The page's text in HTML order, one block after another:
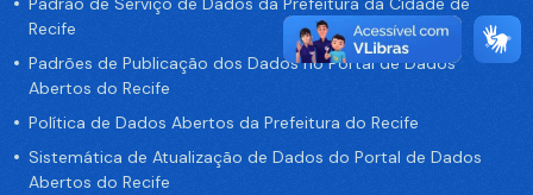
Recife
Padrões de Publicação dos Dados no Portal de Dados
Abertos do Recife
Política de Dados Abertos da Prefeitura do Recife
Sistemática de Atualização de Dados do Portal de Dados
Abertos do Recife